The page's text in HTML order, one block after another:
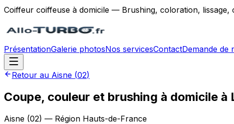
Coiffeur coiffeuse à domicile — Brushing, coloration,
PrésentationGalerie photosNos servicesContactDemande de
Retour au Aisne (02)
Coupe, couleur et brushing à domicile à
Aisne (02) — Région Hauts-de-France